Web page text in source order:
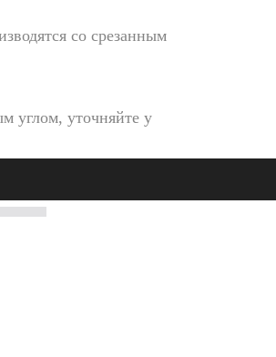
со срезанным
углом, уточняйте у